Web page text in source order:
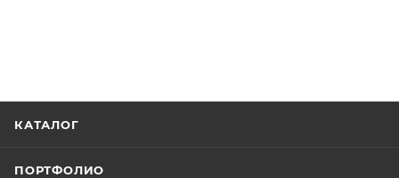
КАТАЛОГ
ПОРТФОЛИО